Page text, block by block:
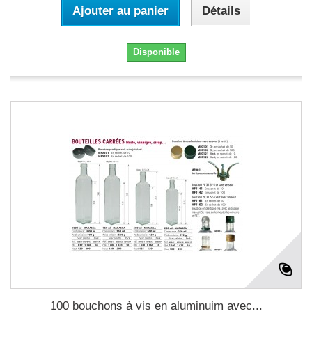
Ajouter au panier Détails
Disponible
100 bouchons à vis en aluminuim avec...